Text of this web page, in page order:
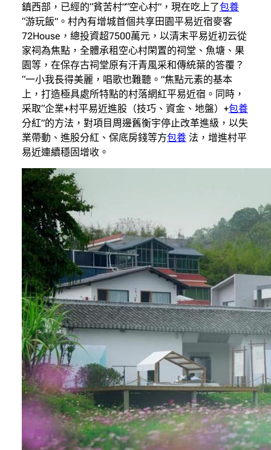
鎮西部，已經的“貧苦村”“空心村”，現在吃上了包養
“游玩飯”。村內有增城首個共享田園平易近宿麥客
72House，總投資超7500萬元，以清末平易近初云從
家祠為焦點，全體承租空心村閑置的祠堂、魚塘、果
園等，在保存古祠堂原有汗青風采和傳統葉的答覆？
“一小我長得美麗，唱歌也難聽。”焦點元素的基本
上，打造極具處所特點的村落網紅平易近宿。同時，
采取“企業+村平易近進股（技巧、資金、地盤）+包養
分紅”的方法，對項目周邊舊衡宇停止改革進級，以失
業帶動、進股分紅、保底房錢等方包養 法，增進村平
易近連續穩固增收。